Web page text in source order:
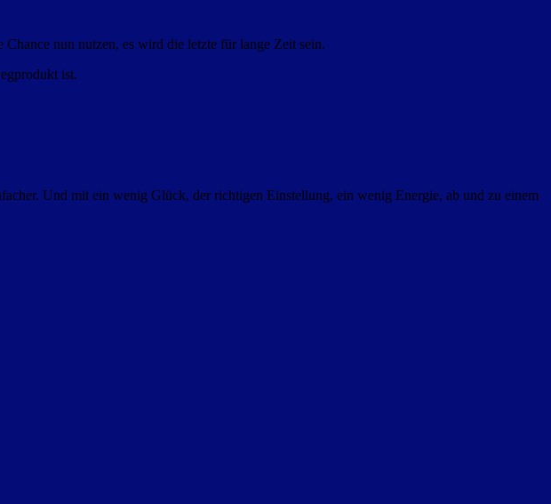
nun nutzen, es wird die letzte für lange Zeit sein.
ist.
Und mit ein wenig Glück, der richtigen Einstellung, ein wenig Energie, ab und zu einem